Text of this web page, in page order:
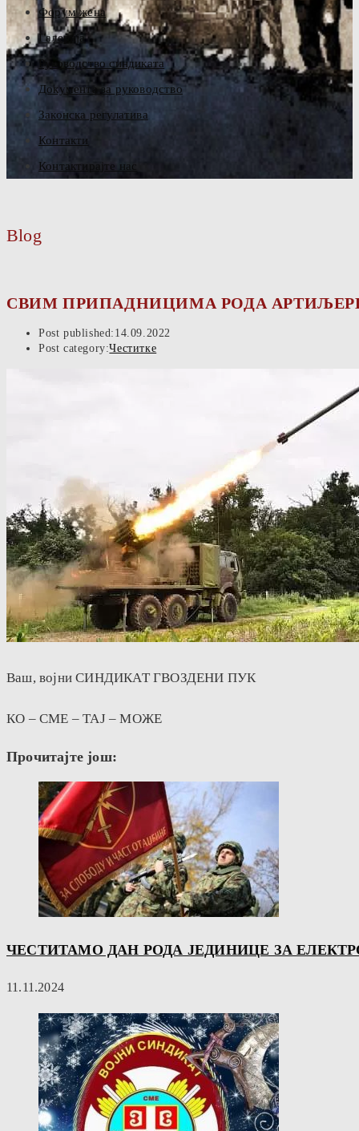
Форум жена
Галерија
Руководство синдиката
Документа за руководство
Законска регулатива
Контакти
Контактирајте нас
Blog
СВИМ ПРИПАДНИЦИМА РОДА
Post published: 14.09.2022
Post category:Честитке
Ваш, војни СИНДИКАТ ГВОЗДЕНИ ПУК
КО – СМЕ – ТАЈ – МОЖЕ
Прочитајте још:
ЧЕСТИТАМО ДАН РОДА ЈЕДИНИЦЕ ЗА
11.11.2024